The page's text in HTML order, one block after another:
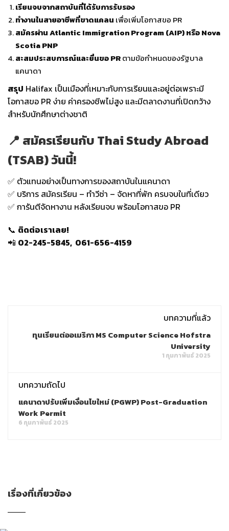
เรียนจบจากสถาบันที่ได้รับการรับรอง
ทำงานในสายอาชีพที่ขาดแคลน เพื่อเพิ่มโอกาสขอ PR
สมัครผ่าน Atlantic Immigration Program (AIP) หรือ Nova
Scotia PNP
สะสมประสบการณ์และยื่นขอ PRตามข้อกำหนดของรัฐบาล
แคนาดา
สรุป Halifax เป็นเมืองที่เหมาะกับการเรียนและอยู่ต่อเพราะมี
โอกาสขอ PR ง่าย ค่าครองชีพไม่สูง และมีตลาดงานที่เปิดกว้าง
สำหรับนักศึกษาต่างชาติ
📍 สมัครเรียนกับ Thai Study Abroad
(TSAB) วันนี้!
✅ ตัวแทนอย่างเป็นทางการของสถาบันในแคนาดา
✅ บริการ สมัครเรียน – ทำวีซ่า – จัดหาที่พัก ครบจบในที่เดียว
✅ การันตีจัดหางาน หลังเรียนจบ พร้อมโอกาสขอ PR
📞 ติดต่อเราเลย!
📲 02-245-5845, 061-656-4159
บทความที่แล้ว
ทุนเรียนต่ออเมริกา MS Computer Science Hofstra
University
1 กุมภาพันธ์ 2025
บทความถัดไป
แคนาดาปรับเพิ่มเงื่อนไขใหม่ (PGWP) Post-Graduation
Work Permit
6 กุมภาพันธ์ 2025
เรื่องที่เกี่ยวข้อง